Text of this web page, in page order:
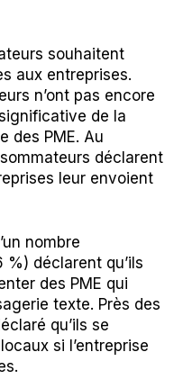
souhaitent
aux entreprises.
n’ont pas encore
de la
des PME. Au
déclarent
leur envoient
nombre
%) déclarent qu’ils
des PME qui
texte. Près des
qu’ils se
si l’entreprise